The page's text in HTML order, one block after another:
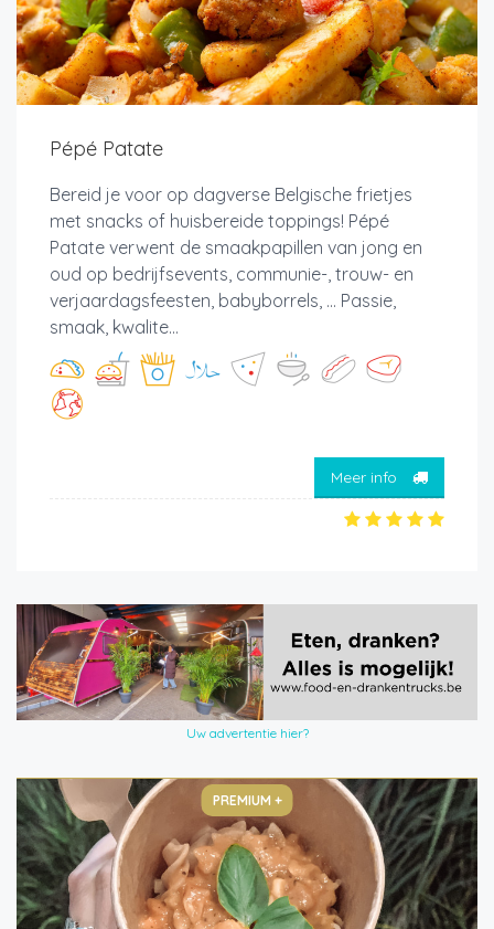
Pépé Patate
Bereid je voor op dagverse Belgische frietjes
met snacks of huisbereide toppings! Pépé
Patate verwent de smaakpapillen van jong en
oud op bedrijfsevents, communie-, trouw- en
verjaardagsfeesten, babyborrels, ... Passie,
smaak, kwalite...
Meer info
Uw advertentie hier?
PREMIUM +